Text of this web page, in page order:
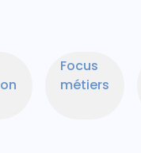
Focus
métiers